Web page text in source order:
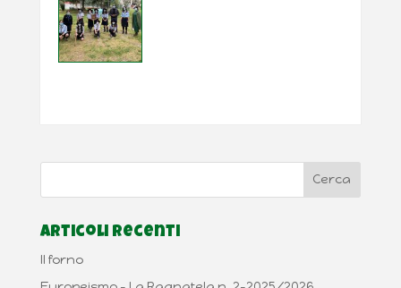
Articoli recenti
Il forno